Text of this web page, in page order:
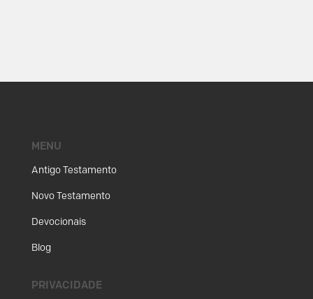
MENU
Antigo Testamento
Novo Testamento
Devocionais
Blog
PRIVACIDADE